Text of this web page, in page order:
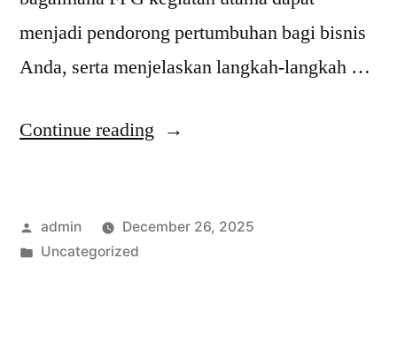
menjadi pendorong pertumbuhan bagi bisnis
Anda, serta menjelaskan langkah-langkah …
Continue reading “Bagaimana
Utama
Posted
by
admin
December 26, 2025
Posted
Uncategorized